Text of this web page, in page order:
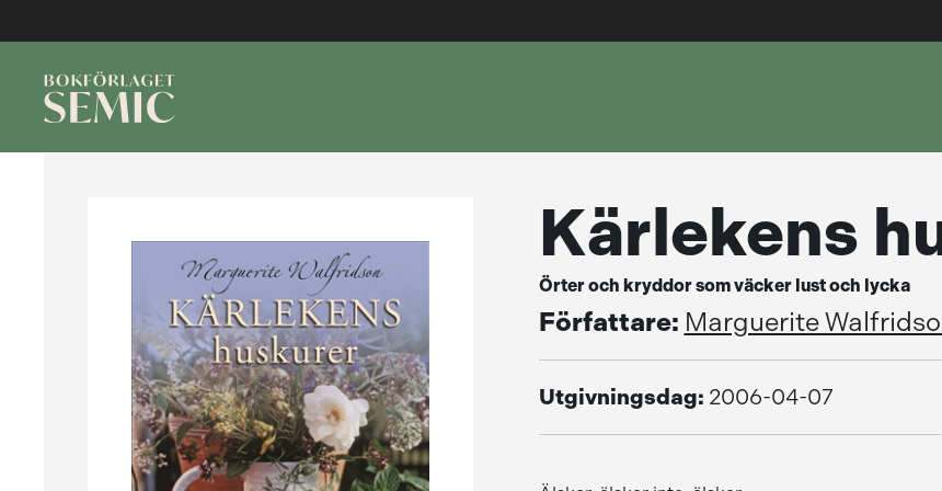
Kärlekens
Örter och kryddor som väcker lust och lycka
Författare: Marguerite
Utgivningsdag: 2006-04-07